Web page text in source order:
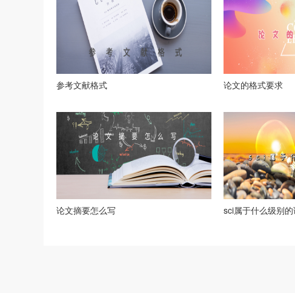
参考文献格式 论文的格式要求
论文摘要怎么写 sci属于什么级别的